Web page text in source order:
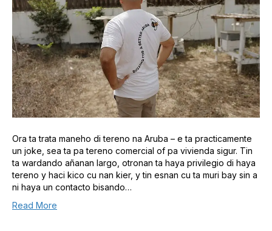
Ora ta trata maneho di tereno na Aruba – e ta practicamente
un joke, sea ta pa tereno comercial of pa vivienda sigur. Tin
ta wardando añanan largo, otronan ta haya privilegio di haya
tereno y haci kico cu nan kier, y tin esnan cu ta muri bay sin a
ni haya un contacto bisando…
Read More